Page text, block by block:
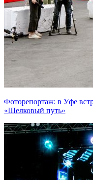
Фоторепортаж: в Уфе
«Шелковый путь»